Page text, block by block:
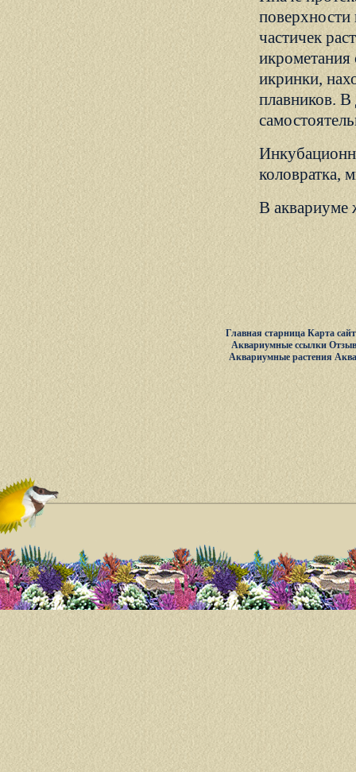
частичек
икрометания
икринки,
плавников. В
коловратка,
В аквариуме
Главная старница Карта
Аквариумные ссылки
Аквариумные растения